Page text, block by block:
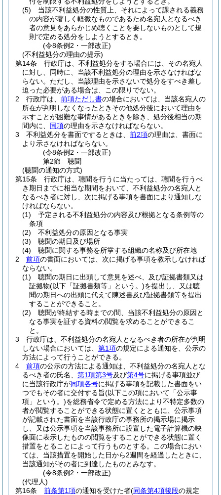
(5)
当該不利益処分の性質上、それによって課される義務
の内容が著しく軽微なものであるため名宛人となるべき
者の意見をあらかじめ聴くことを要しないものとして規
則で定める処分をしようとするとき。
(令8条例2・一部改正)
(不利益処分の理由の提示)
第14条
行政庁は、不利益処分をする場合には、その名宛人
に対し、同時に、当該不利益処分の理由を示さなければな
らない。 ただし、当該理由を示さないで処分をすべき差し
迫った必要がある場合は、この限りでない。
2
行政庁は、 前項ただし書の場合においては、当該名宛人の
所在が判明しなくなったときその他処分後において理由を
示すことが困難な事情があるときを除き、処分後相当の期
間内に、 同項の理由を示さなければならない。
3
不利益処分を書面でするときは、 前2項の理由は、書面に
より示さなければならない。
(令8条例2・一部改正)
第2節
聴聞
(聴聞の通知の方式)
第15条
行政庁は、聴聞を行うに当たっては、聴聞を行うべ
き期日までに相当な期間をおいて、不利益処分の名宛人と
なるべき者に対し、次に掲げる事項を書面により通知しな
ければならない。
(1)
予定される不利益処分の内容及び根拠となる条例等の
条項
(2)
不利益処分の原因となる事実
(3)
聴聞の期日及び場所
(4)
聴聞に関する事務を所掌する組織の名称及び所在地
2
前項の書面においては、次に掲げる事項を教示しなければ
ならない。
(1)
聴聞の期日に出頭して意見を述べ、及び証拠書類又は
証拠物(以下「証拠書類等」という。)を提出し、又は聴
聞の期日への出頭に代えて陳述書及び証拠書類等を提出
することができること。
(2)
聴聞が終結する時までの間、当該不利益処分の原因と
なる事実を証する資料の閲覧を求めることができるこ
と。
3
行政庁は、不利益処分の名宛人となるべき者の所在が判明
しない場合においては、 第1項の規定による通知を、公示の
方法によって行うことができる。
4
前項の公示の方法による通知は、不利益処分の名宛人とな
るべき者の氏名、 第1項第3号及び第4号に掲げる事項並び
に当該行政庁が同項各号に掲げる事項を記載した書面をい
つでもその者に交付する旨(以下この項において「公示事
項」という。)を総務省令で定める方法により不特定多数の
者が閲覧することができる状態に置くとともに、公示事項
が記載された書面を当該行政庁の事務所の掲示場に掲示
し、又は公示事項を当該事務所に設置した電子計算機の映
像面に表示したものの閲覧をすることができる状態に置く
措置をとることによって行うものとする。
この場合におい
ては、当該措置を開始した日から2週間を経過したときに、
当該通知がその者に到達したものとみなす。
(令8条例2・一部改正)
(代理人)
第16条
前条第1項の通知を受けた者(同条第4項後段の規定